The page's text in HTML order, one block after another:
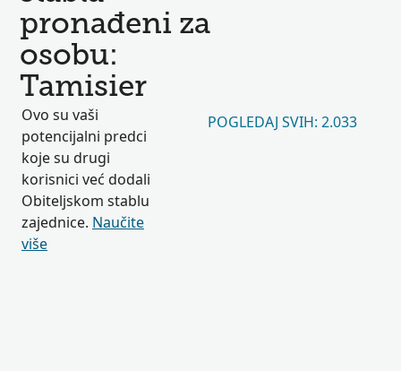
pronađeni za
osobu:
Tamisier
Ovo su vaši
potencijalni predci
koje su drugi
korisnici već dodali
Obiteljskom stablu
zajednice. Naučite
više
POGLEDAJ SVIH: 2.033